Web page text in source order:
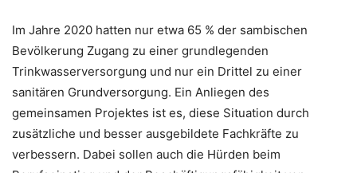
Im Jahre 2020 hatten nur etwa 65 % der sambischen
Bevölkerung Zugang zu einer grundlegenden
Trinkwasserversorgung und nur ein Drittel zu einer
sanitären Grundversorgung. Ein Anliegen des
gemeinsamen Projektes ist es, diese Situation durch
zusätzliche und besser ausgebildete Fachkräfte zu
verbessern. Dabei sollen auch die Hürden beim